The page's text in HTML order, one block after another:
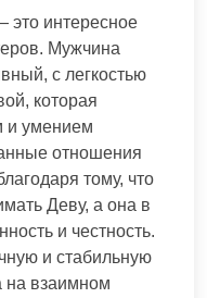
интересное
Мужчина
с легкостью
которая
и умением
отношения
тому, что
Деву, а она в
и честность.
и стабильную
на взаимном